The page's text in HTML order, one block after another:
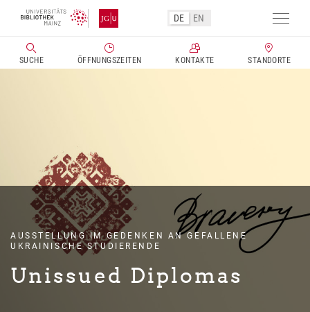
SUCHE ÖFFNUNGSZEITEN KONTAKTE STANDORTE
DE EN
AUSSTELLUNG IM GEDENKEN AN GEFALLENE
UKRAINISCHE STUDIERENDE
Unissued Diplomas